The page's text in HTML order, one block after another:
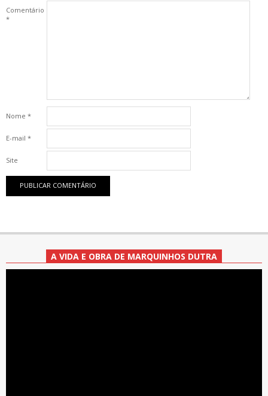
Comentário
*
Nome *
E-mail *
Site
A VIDA E OBRA DE MARQUINHOS DUTRA